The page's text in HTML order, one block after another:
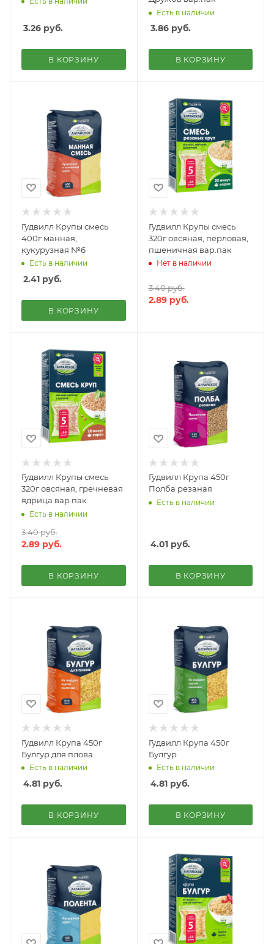
3.26 руб.
В КОРЗИНУ
Есть в наличии
3.86руб.
В КОРЗИНУ
Гудвилл Крупы смесь
400г манная,
кукурузная №6
Есть в наличии
2.41 руб.
В КОРЗИНУ
Гудвилл Крупы смесь
320г овсяная, перловая,
пшеничная вар.пак
Нет в наличии
3.40руб.
2.89руб.
Гудвилл Крупы смесь
320г овсяная, гречневая
ядрица вар.пак
Есть в наличии
3.40руб.
2.89 руб.
В КОРЗИНУ
Гудвилл Крупа 450г
Полба резаная
Есть в наличии
4.01руб.
В КОРЗИНУ
Гудвилл Крупа 450г
Булгур для плова
Есть в наличии
4.81 руб.
В КОРЗИНУ
Гудвилл Крупа 450г
Булгур
Есть в наличии
4.81руб.
В КОРЗИНУ